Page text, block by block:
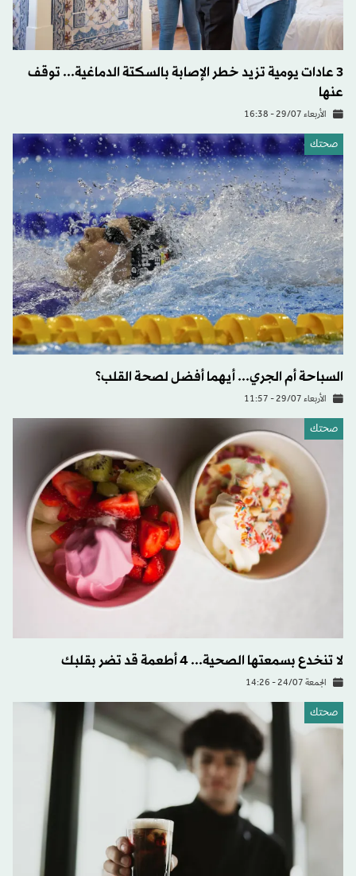
3 عادات يومية تزيد خطر الإصابة بالسكتة الدماغية... توقف
عنها
الأربعاء 29/07 - 16:38
صحتك
السباحة أم الجري... أيهما أفضل لصحة القلب؟
الأربعاء 29/07 - 11:57
صحتك
لا تنخدع بسمعتها الصحية... 4 أطعمة قد تضر بقلبك
الجمعة 24/07 - 14:26
صحتك